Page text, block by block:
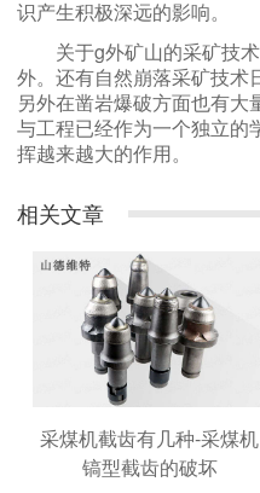
识产生积极深远的影响。
关于g外矿山的采矿技术
外。还有自然崩落采矿技术
另外在凿岩爆破方面也有大
与工程已经作为一个独立的
挥越来越大的作用。
相关文章
采煤机截齿有几种-采煤机
镐型截齿的破坏